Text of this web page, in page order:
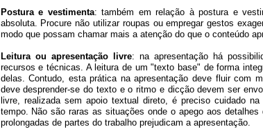
Postura e vestimenta: também em relação à postura e
absoluta. Procure não utilizar roupas ou empregar gestos
modo que possam chamar mais a atenção do que o conteúdo
Leitura ou apresentação livre: na apresentação há
recursos e técnicas. A leitura de um "texto base" de forma
delas. Contudo, esta prática na apresentação deve fluir com
deve desprender-se do texto e o ritmo e dicção devem ser
livre, realizada sem apoio textual direto, é preciso cuidado na
tempo. Não são raras as situações onde o apego aos detalhes
prolongadas de partes do trabalho prejudicam a apresentação.